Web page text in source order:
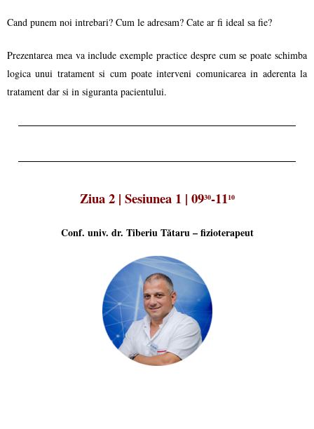
Cand punem noi intrebari? Cum le adresam? Cate ar fi ideal sa fie?
Prezentarea mea va include exemple practice despre cum se poate schimba
logica unui tratament si cum poate interveni comunicarea in aderenta la
tratament dar si in siguranta pacientului.
Ziua 2 | Sesiunea 1 | 0930-1110
Conf. univ. dr. Tiberiu Tătaru – fizioterapeut